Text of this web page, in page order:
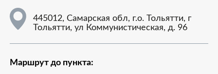
445012, Самарская обл, г.о. Тольятти, г
Тольятти, ул Коммунистическая, д. 96
Маршрут до пункта: